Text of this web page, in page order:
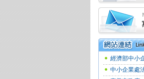
經濟部中小
中小企業處